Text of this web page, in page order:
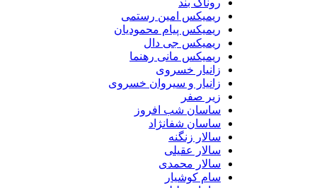
ریمیکس امین رستمی
ریمیکس پیام محمودیان
ریمیکس جی دال
ریمیکس مانی رهنما
زانیار خسروی
زانیار و سیروان خسروی
زیر صفر
ساسان شب افروز
ساسان شفانژاد
سالار زنگنه
سالار عقیلی
سالار محمدی
سام کوشیار